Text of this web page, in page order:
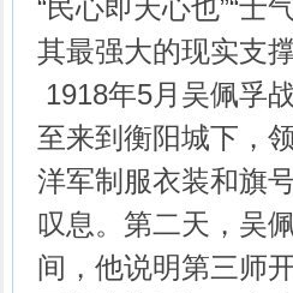
“民心即天心也”“士
其最强大的现实支撑
1918年5月吴佩孚
至来到衡阳城下，
洋军制服衣装和旗
叹息。第二天，吴
间，他说明第三师